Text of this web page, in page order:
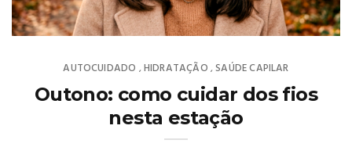
AUTOCUIDADO ,HIDRATAÇÃO ,SAÚDE CAPILAR
Outono: como cuidar dos fios
nesta estação